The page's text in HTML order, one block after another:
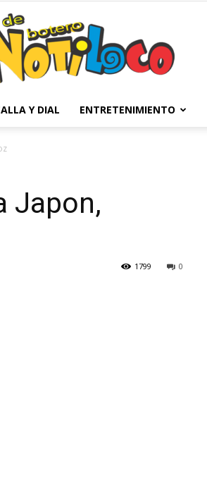
Notiloco
Y DIAL ENTRETENIMIENTO
Japon,
0
1799